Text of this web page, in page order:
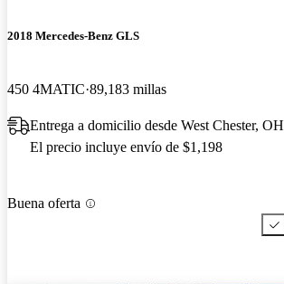
2018 Mercedes-Benz GLS
450 4MATIC 89,183 millas
Entrega a domicilio desde West Chester, OH
El precio incluye envío de $1,198
Buena oferta